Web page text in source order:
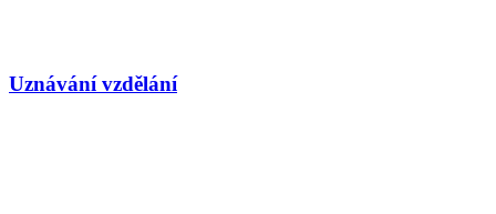
Uznávání vzdělání